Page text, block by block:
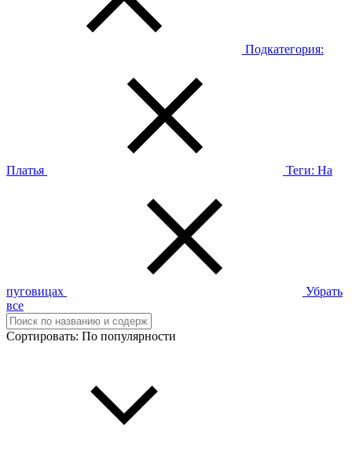
Подкатегория:
Платья Теги: На
пуговицах
Убрать
все
Сортировать: По популярности